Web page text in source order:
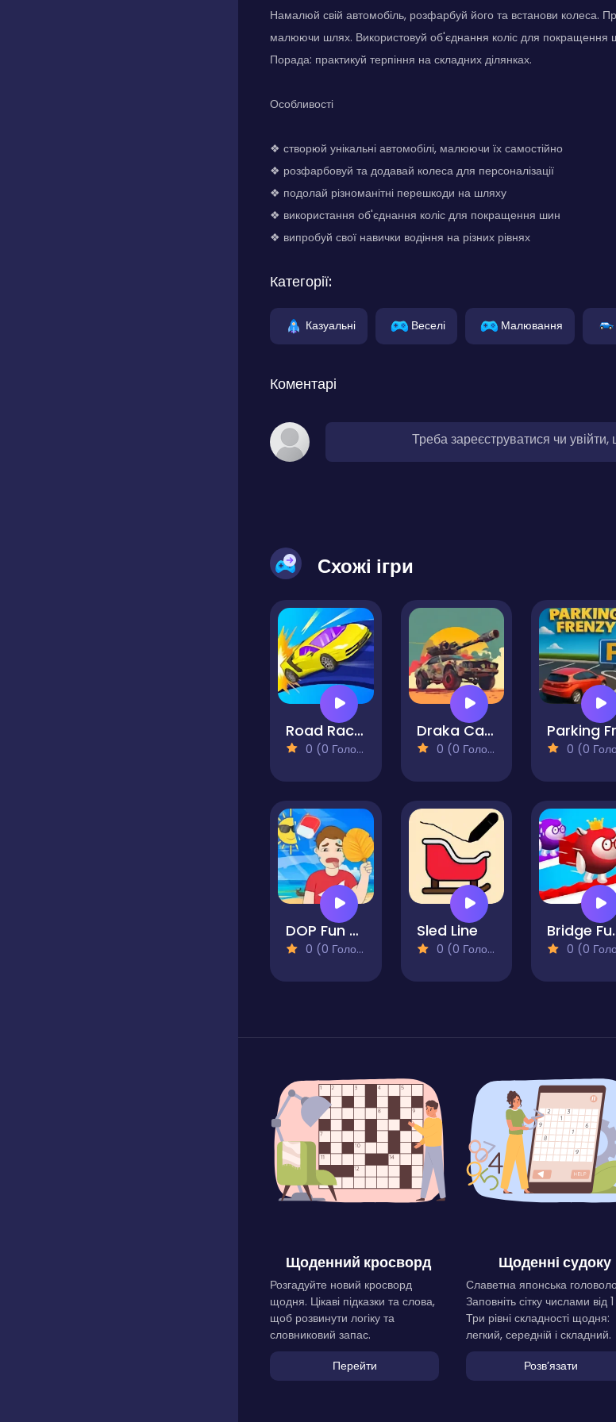
Намалюй свій автомобіль, розфарбуй його та встанови колеса.
малюючи шлях. Використовуй об'єднання коліс для покращення
Порада: практикуй терпіння на складних ділянках.
Особливості
❖ створюй унікальні автомобілі, малюючи їх самостійно
❖ розфарбовуй та додавай колеса для персоналізації
❖ подолай різноманітні перешкоди на шляху
❖ використання об'єднання коліс для покращення шин
❖ випробуй свої навички водіння на різних рівнях
Категорії:
Казуальні Веселі Малювання
Коментарі
Треба зареєструватися чи
Схожі ігри
Road Race 3D
0 (0 Голосів)
Draka Car Run
0 (0 Голосів) 0 (0 Голосів)
DOP Fun Delete One Part
0 (0 Голосів)
Sled Line
0 (0 Голосів) 0 (0 Голосів)
Щоденний кросворд
Розгадуйте новий кросворд
щодня. Цікаві підказки та слова,
щоб розвинути логіку та
словниковий запас.
Перейти
Щоденні судоку
Славетна японська
Заповніть сітку числами від
Три рівні складності щодня:
легкий, середній і складний.
Розвʼязати